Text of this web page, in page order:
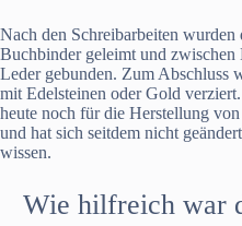
Nach den Schreibarbeiten wurden
Buchbinder geleimt und
Leder gebunden. Zum Abschluss
mit Edelsteinen oder Gold
heute noch für die Herstellung
und hat sich seitdem nicht
wissen.
Wie hilfreich war